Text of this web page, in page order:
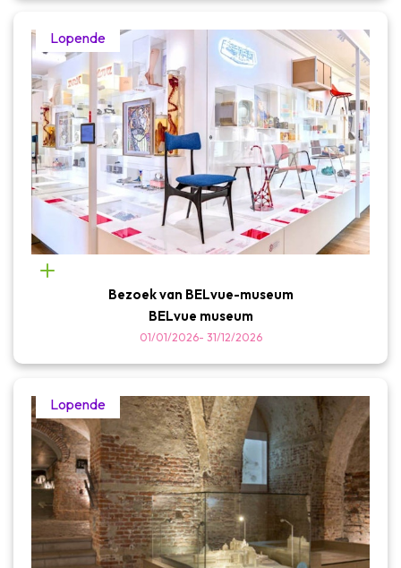
Bezoek van BELvue-museum
BELvue museum
01/01/2026- 31/12/2026
Lopende
Lopende